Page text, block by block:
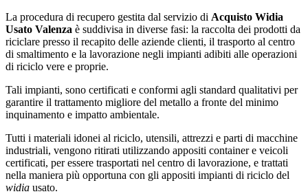
La procedura di recupero gestita dal servizio di Acquisto Widia
Usato Valenza è suddivisa in diverse fasi: la raccolta dei prodotti da
riciclare presso il recapito delle aziende clienti, il trasporto al centro
di smaltimento e la lavorazione negli impianti adibiti alle operazioni
di riciclo vere e proprie.
Tali impianti, sono certificati e conformi agli standard qualitativi per
garantire il trattamento migliore del metallo a fronte del minimo
inquinamento e impatto ambientale.
Tutti i materiali idonei al riciclo, utensili, attrezzi e parti di macchine
industriali, vengono ritirati utilizzando appositi container e veicoli
certificati, per essere trasportati nel centro di lavorazione, e trattati
nella maniera più opportuna con gli appositi impianti di riciclo del
widia usato.